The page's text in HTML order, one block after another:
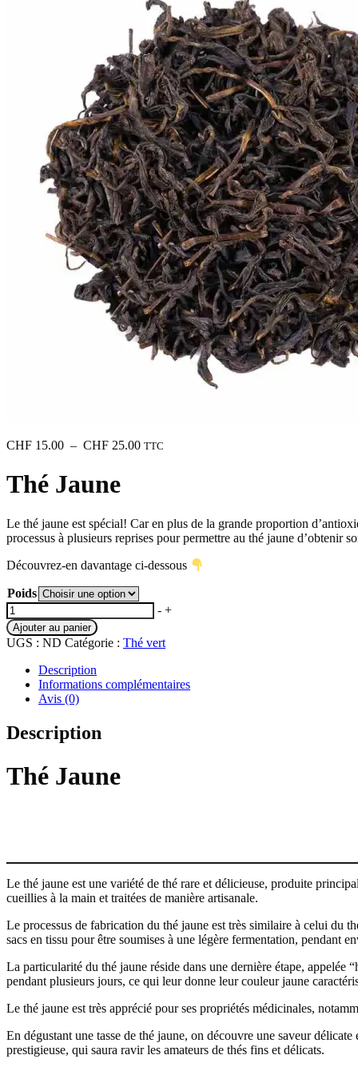
CHF 15.00 – CHF 25.00Plage
CHF 25.00
TTC
Thé Jaune
Le thé jaune est spécial! Car en plus de la grande proportion
processus à plusieurs reprises pour permettre au thé jaune d’obtenir
Découvrez-en davantage ci-dessous
Poids
quantité
de
Thé
Jaune
- +
Ajouter au panier
UGS : ND Catégorie : Thé vert
Description
Informations complémentaires
Avis (0)
Description
Thé Jaune
Le thé jaune est une variété de thé rare et délicieuse, produite
cueillies à la main et traitées de manière artisanale.
Le processus de fabrication du thé jaune est très similaire à celui du
sacs en tissu pour être soumises à une légère fermentation, pendant
La particularité du thé jaune réside dans une dernière étape, appelée
pendant plusieurs jours, ce qui leur donne leur couleur jaune
Le thé jaune est très apprécié pour ses propriétés médicinales,
En dégustant une tasse de thé jaune, on découvre une saveur
prestigieuse, qui saura ravir les amateurs de thés fins et délicats.